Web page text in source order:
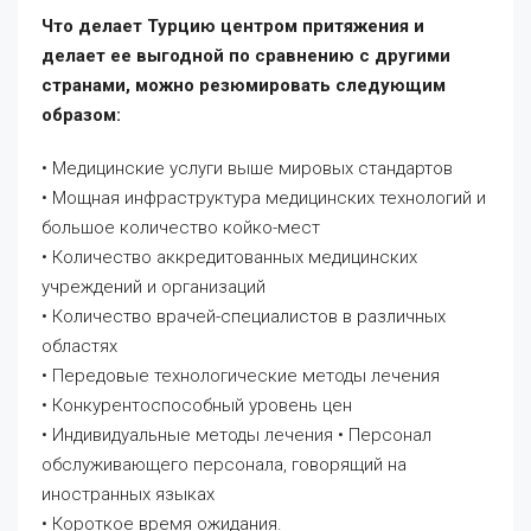
Что делает Турцию центром притяжения и
делает ее выгодной по сравнению с другими
странами, можно резюмировать следующим
образом:
• Медицинские услуги выше мировых стандартов
• Мощная инфраструктура медицинских технологий и
большое количество койко-мест
• Количество аккредитованных медицинских
учреждений и организаций
• Количество врачей-специалистов в различных
областях
• Передовые технологические методы лечения
• Конкурентоспособный уровень цен
• Индивидуальные методы лечения • Персонал
обслуживающего персонала, говорящий на
иностранных языках
• Короткое время ожидания.